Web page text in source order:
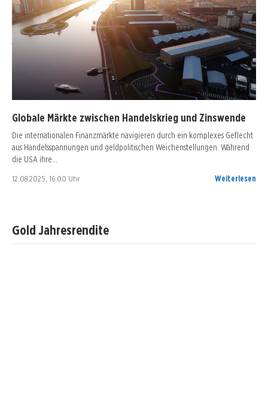
Globale Märkte zwischen Handelskrieg und Zinswende
Die internationalen Finanzmärkte navigieren durch ein komplexes Geflecht
aus Handelsspannungen und geldpolitischen Weichenstellungen. Während
die USA ihre…
12.08.2025, 16:00 Uhr Weiterlesen
Gold Jahresrendite